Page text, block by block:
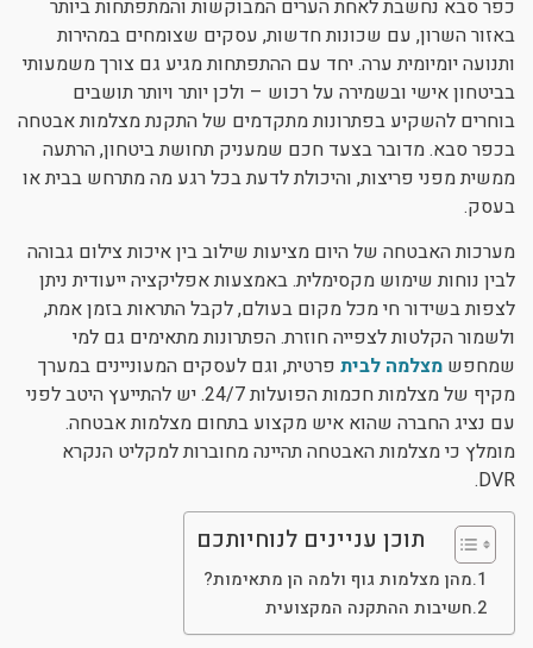
ניגודיות כהה
format_underlined הוסף קו תחתון לקישורים
סמן קישורים
לאפס את כל האפשרויות
cached
כפר סבא נחשבת לאחת הערים המבוקשות והמתפתחות ביותר
באזור השרון, עם שכונות חדשות, עסקים שצומחים במהירות
ותנועה יומיומית ערה. יחד עם ההתפתחות מגיע גם צורך משמעותי
בביטחון אישי ובשמירה על רכוש – ולכן יותר ויותר תושבים
בוחרים להשקיע בפתרונות מתקדמים של התקנת מצלמות אבטחה
בכפר סבא. מדובר בצעד חכם שמעניק תחושת ביטחון, הרתעה
ממשית מפני פריצות, והיכולת לדעת בכל רגע מה מתרחש בבית או
בעסק.
מערכות האבטחה של היום מציעות שילוב בין איכות צילום גבוהה
לבין נוחות שימוש מקסימלית. באמצעות אפליקציה ייעודית ניתן
לצפות בשידור חי מכל מקום בעולם, לקבל התראות בזמן אמת,
ולשמור הקלטות לצפייה חוזרת. הפתרונות מתאימים גם למי
שמחפש מצלמה לבית פרטית, וגם לעסקים המעוניינים במערך
מקיף של מצלמות חכמות הפועלות 24/7. יש להתייעץ היטב לפני
עם נציג החברה שהוא איש מקצוע בתחום מצלמות אבטחה.
מומלץ כי מצלמות האבטחה תהיינה מחוברות למקליט הנקרא
DVR.
תוכן עניינים לנוחיותכם
מהן מצלמות גוף ולמה הן מתאימות?
חשיבות ההתקנה המקצועית